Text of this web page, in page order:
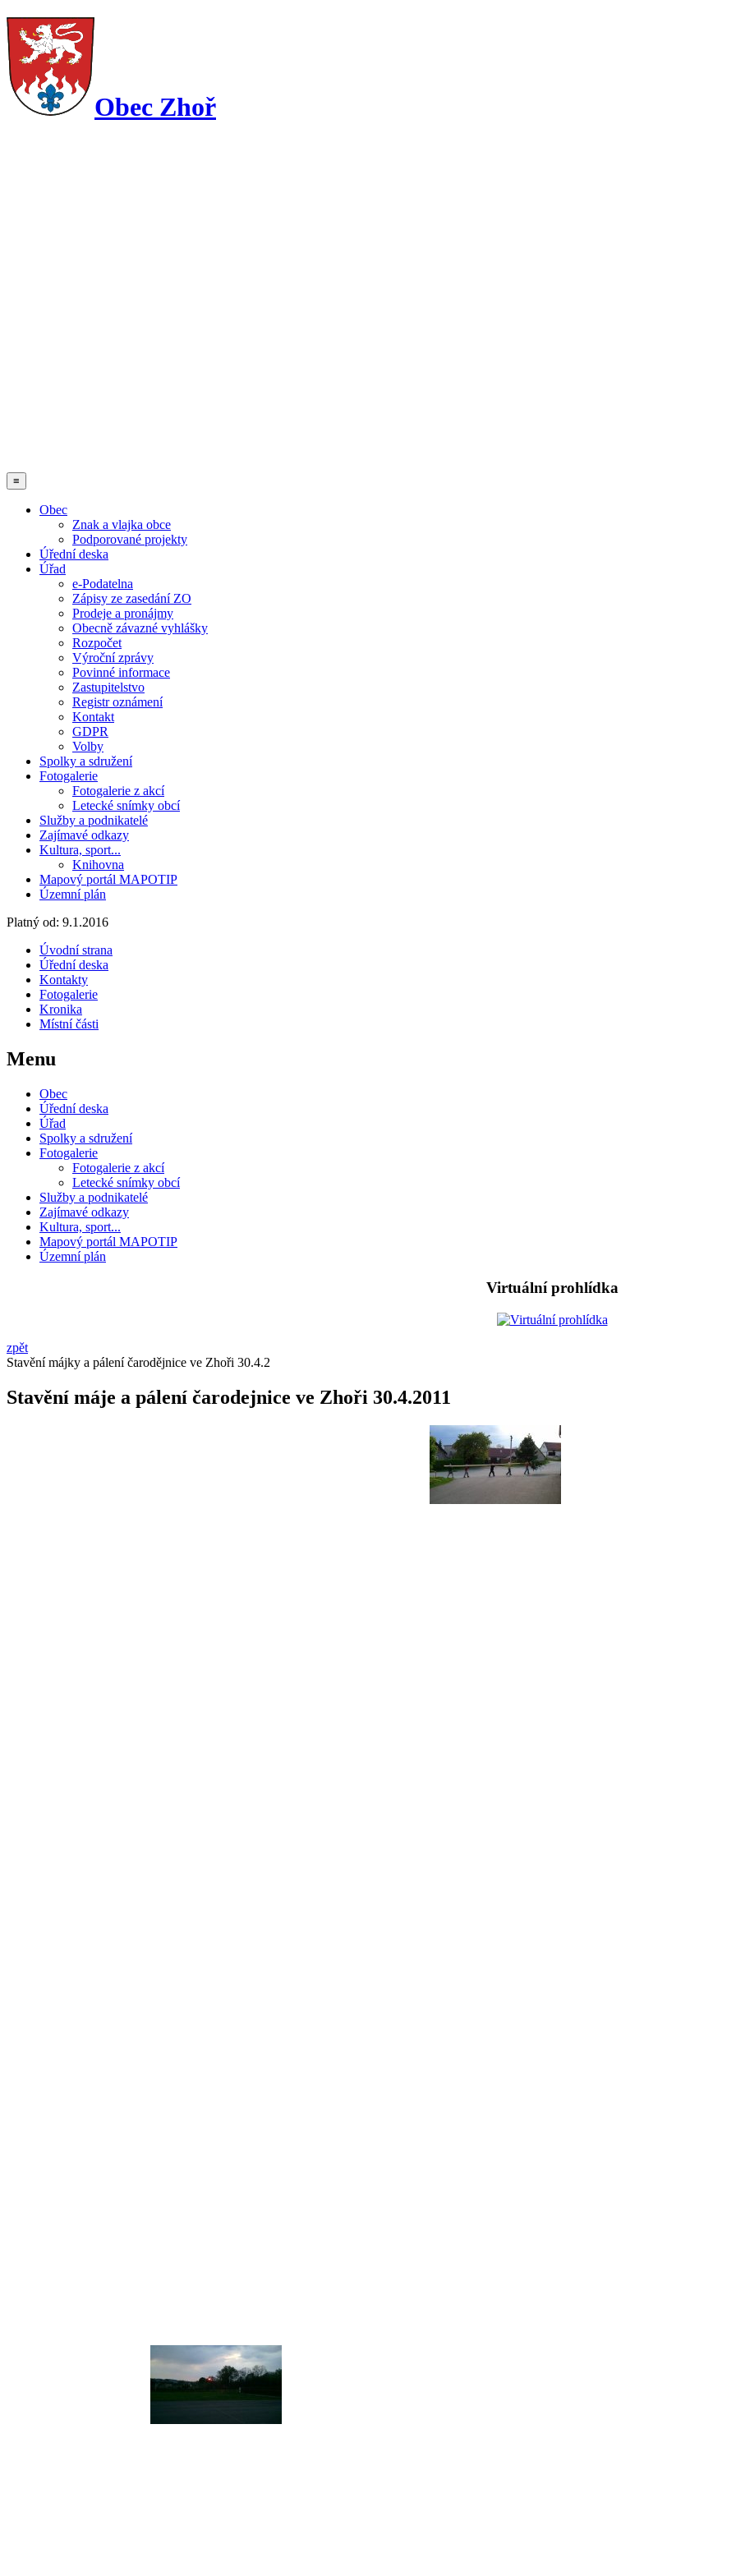
Obec Zhoř
≡
Obec
Znak a vlajka obce
Podporované projekty
Úřední deska
Úřad
e-Podatelna
Zápisy ze zasedání ZO
Prodeje a pronájmy
Obecně závazné vyhlášky
Rozpočet
Výroční zprávy
Povinné informace
Zastupitelstvo
Registr oznámení
Kontakt
GDPR
Volby
Spolky a sdružení
Fotogalerie
Fotogalerie z akcí
Letecké snímky obcí
Služby a podnikatelé
Zajímavé odkazy
Kultura, sport...
Knihovna
Mapový portál MAPOTIP
Územní plán
Platný od: 9.1.2016
Úvodní strana
Úřední deska
Kontakty
Fotogalerie
Kronika
Místní části
Menu
Obec
Úřední deska
Úřad
Spolky a sdružení
Fotogalerie
Fotogalerie z akcí
Letecké snímky obcí
Služby a podnikatelé
Zajímavé odkazy
Kultura, sport...
Mapový portál MAPOTIP
Územní plán
Virtuální prohlídka
zpět
Stavění májky a pálení čarodějnice ve Zhoři 30.4.2
Stavění máje a pálení čarodejnice ve Zhoři 30.4.2011